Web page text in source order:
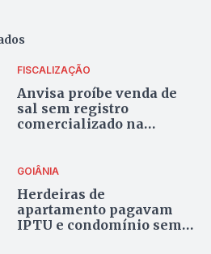
FISCALIZAÇÃO
Anvisa proíbe venda de
sal sem registro
comercializado na
GOIÂNIA
Herdeiras de
apartamento pagavam
IPTU e condomínio sem